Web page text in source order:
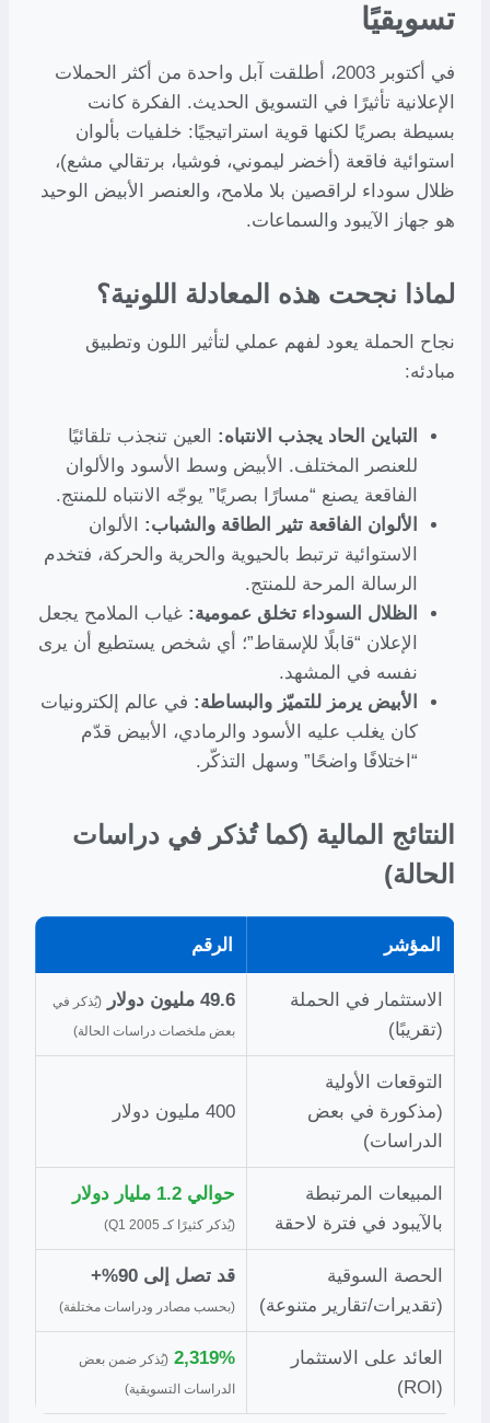
تسويقيًا
في أكتوبر 2003، أطلقت آبل واحدة من أكثر الحملات
الإعلانية تأثيرًا في التسويق الحديث. الفكرة كانت
بسيطة بصريًا لكنها قوية استراتيجيًا: خلفيات بألوان
استوائية فاقعة (أخضر ليموني، فوشيا، برتقالي مشع)،
ظلال سوداء لراقصين بلا ملامح، والعنصر الأبيض الوحيد
هو جهاز الآيبود والسماعات.
لماذا نجحت هذه المعادلة اللونية؟
نجاح الحملة يعود لفهم عملي لتأثير اللون وتطبيق
مبادئه:
التباين الحاد يجذب الانتباه: العين تنجذب تلقائيًا
للعنصر المختلف. الأبيض وسط الأسود والألوان
الفاقعة يصنع “مسارًا بصريًا” يوجّه الانتباه للمنتج.
الألوان الفاقعة تثير الطاقة والشباب: الألوان
الاستوائية ترتبط بالحيوية والحرية والحركة، فتخدم
الرسالة المرحة للمنتج.
الظلال السوداء تخلق عمومية: غياب الملامح يجعل
الإعلان “قابلًا للإسقاط”؛ أي شخص يستطيع أن يرى
نفسه في المشهد.
الأبيض يرمز للتميّز والبساطة: في عالم إلكترونيات
كان يغلب عليه الأسود والرمادي، الأبيض قدّم
“اختلافًا واضحًا” وسهل التذكّر.
النتائج المالية (كما تُذكر في دراسات
الحالة)
المؤشر الرقم
الاستثمار في الحملة
(تقريبًا)
49.6 مليون دولار
(يُذكر في
بعض ملخصات دراسات الحالة)
التوقعات الأولية
(مذكورة في بعض
الدراسات)
400 مليون دولار
المبيعات المرتبطة
بالآيبود في فترة لاحقة
حوالي 1.2 مليار دولار
(يُذكر كثيرًا كـ Q1 2005)
الحصة السوقية
(تقديرات/تقارير متنوعة)
قد تصل إلى 90%+
(بحسب مصادر ودراسات مختلفة)
العائد على الاستثمار
(ROI)
2,319% (يُذكر ضمن بعض
الدراسات التسويقية)